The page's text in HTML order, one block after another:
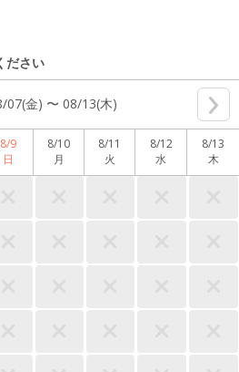
ださい
07(金) 〜 08/13(木)
8/9
日
8/10
月
8/11
火
8/12
水
8/13
木